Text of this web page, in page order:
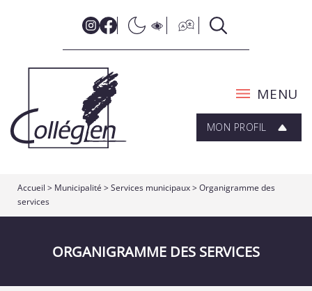
MENU
MON PROFIL
Accueil > Municipalité >Services municipaux>Organigramme des
services
ORGANIGRAMME DES SERVICES